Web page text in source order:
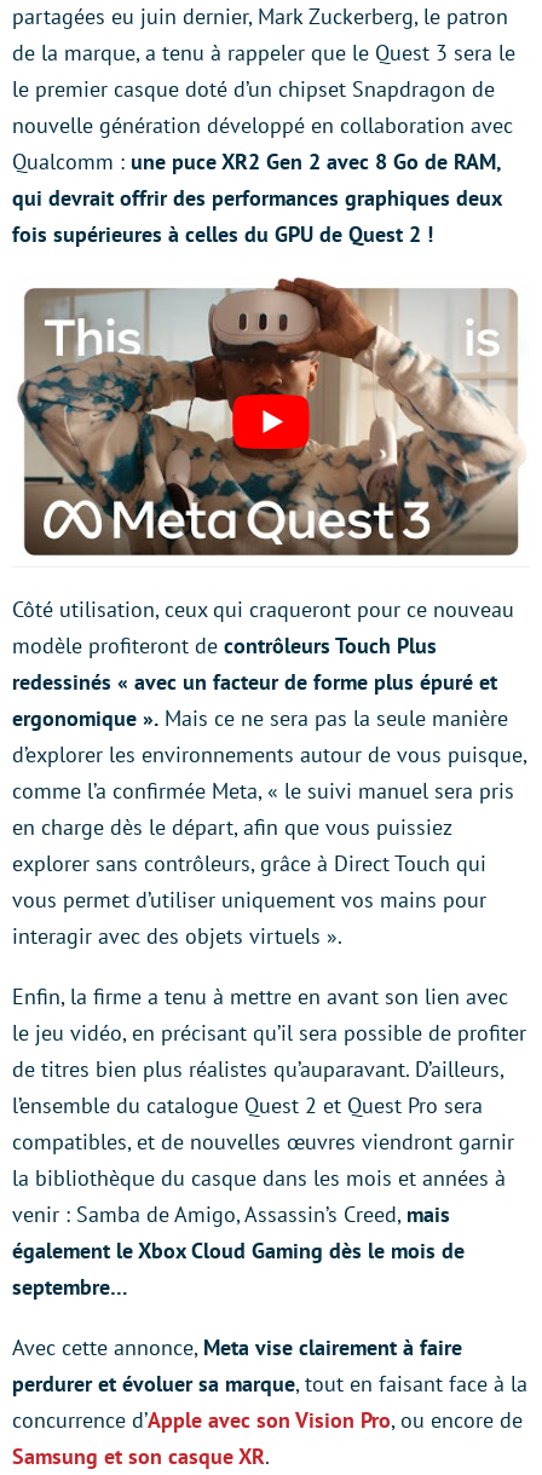
partagées eu juin dernier, Mark Zuckerberg, le patron
de la marque, a tenu à rappeler que le Quest 3 sera le
le premier casque doté d’un chipset Snapdragon de
nouvelle génération développé en collaboration avec
Qualcomm : une puce XR2 Gen 2 avec 8 Go de RAM,
qui devrait offrir des performances graphiques deux
fois supérieures à celles du GPU de Quest 2 !
Côté utilisation, ceux qui craqueront pour ce nouveau
modèle profiteront de contrôleurs Touch Plus
redessinés « avec un facteur de forme plus épuré et
ergonomique ». Mais ce ne sera pas la seule manière
d’explorer les environnements autour de vous puisque,
comme l’a confirmée Meta, « le suivi manuel sera pris
en charge dès le départ, afin que vous puissiez
explorer sans contrôleurs, grâce à Direct Touch qui
vous permet d’utiliser uniquement vos mains pour
interagir avec des objets virtuels ».
Enfin, la firme a tenu à mettre en avant son lien avec
le jeu vidéo, en précisant qu’il sera possible de profiter
de titres bien plus réalistes qu’auparavant. D’ailleurs,
l’ensemble du catalogue Quest 2 et Quest Pro sera
compatibles, et de nouvelles œuvres viendront garnir
la bibliothèque du casque dans les mois et années à
venir : Samba de Amigo, Assassin’s Creed, mais
également le Xbox Cloud Gaming dès le mois de
septembre…
Avec cette annonce, Meta vise clairement à faire
perdurer et évoluer sa marque, tout en faisant face à la
concurrence d’Apple avec son Vision Pro, ou encore de
Samsung et son casque XR.